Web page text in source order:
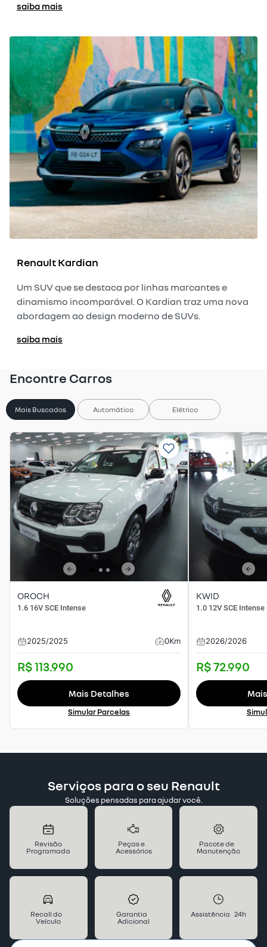
saiba mais
Renault Kardian
Um SUV que se destaca por linhas marcantes e
dinamismo incomparável. O Kardian traz uma nova
abordagem ao design moderno de SUVs.
saiba mais
Encontre Carros
Mais Buscados Automático Elétrico
Previous Next
OROCH
1.6 16V SCE Intense
2025/2025 0Km
R$ 113.990
Mais Detalhes
Simular Parcelas
Previous
KWID
1.0 12V SCE Intense
2026/2026
R$ 72.990
Serviços para o seu Renault
Soluções pensadas para ajudar você.
Revisão
Programada
Peças e
Acessórios
Pacote de
Manutenção
Recall do
Veículo
Garantia
Adicional
Assistência 24h